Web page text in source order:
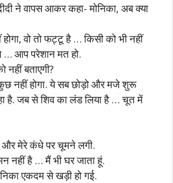
ने वापस आकर कहा- मोनिका, अब क्या
वो तो फट्टू है … किसी को भी नहीं
… आप परेशान मत हो.
नहीं बताएगी?
नहीं होगा. ये सब छोड़ो और मजे शुरू
है. जब से शिव का लंड लिया है … चूत में
और मेरे कंधे पर चूमने लगी.
नहीं है … मैं भी घर जाता हूं.
एकदम से खड़ी हो गई.